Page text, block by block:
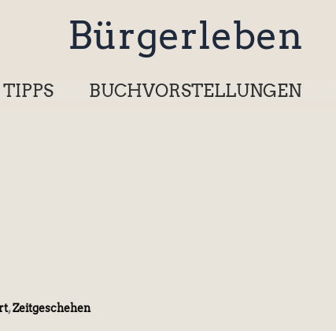
Bürgerleben
TIPPS BUCHVORSTELLUNGEN
,Zeitgeschehen